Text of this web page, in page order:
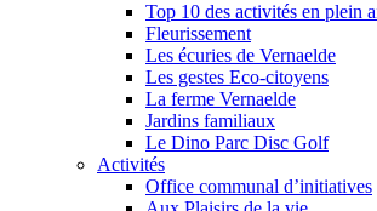
Top 10 des activités en plein
Fleurissement
Les écuries de Vernaelde
Les gestes Eco-citoyens
La ferme Vernaelde
Jardins familiaux
Le Dino Parc Disc Golf
Activités
Office communal d’initiatives